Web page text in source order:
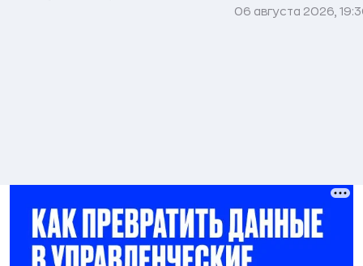
06 августа 2026,